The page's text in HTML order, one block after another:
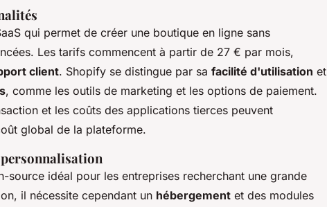
qui permet de créer une boutique en ligne sans
Les tarifs commencent à partir de 27 € par mois,
client. Shopify se distingue par sa facilité d'utilisation et
, comme les outils de marketing et les options de paiement.
et les coûts des applications tierces peuvent
global de la plateforme.
source idéal pour les entreprises recherchant une grande
il nécessite cependant un hébergement et des modules